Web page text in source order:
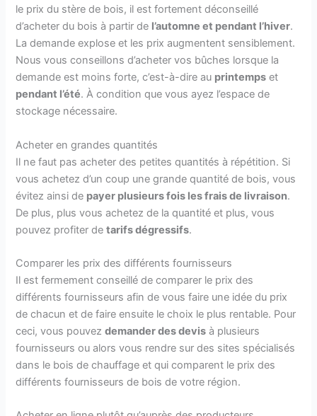
le prix du stère de bois, il est fortement déconseillé
d’acheter du bois à partir de l’automne et pendant l’hiver.
La demande explose et les prix augmentent sensiblement.
Nous vous conseillons d’acheter vos bûches lorsque la
demande est moins forte, c’est-à-dire au printemps et
pendant l’été. À condition que vous ayez l’espace de
stockage nécessaire.
Acheter en grandes quantités
Il ne faut pas acheter des petites quantités à répétition. Si
vous achetez d’un coup une grande quantité de bois, vous
évitez ainsi de payer plusieurs fois les frais de livraison.
De plus, plus vous achetez de la quantité et plus, vous
pouvez profiter detarifs dégressifs.
Comparer les prix des différents fournisseurs
Il est fermement conseillé de comparer le prix des
différents fournisseurs afin de vous faire une idée du prix
de chacun et de faire ensuite le choix le plus rentable. Pour
ceci, vous pouvezdemander des devis à plusieurs
fournisseurs ou alors vous rendre sur des sites spécialisés
dans le bois de chauffage et qui comparent le prix des
différents fournisseurs de bois de votre région.